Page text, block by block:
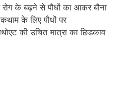
के बढ़ने से पौधों का आकर बौना
के लिए पौधों पर
की उचित मात्रा का छिडकाव